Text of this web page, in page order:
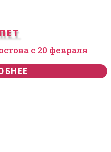
с 20 февраля